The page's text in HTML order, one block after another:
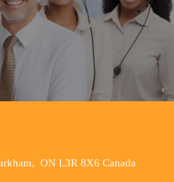
ON L3R 8X6 Canada